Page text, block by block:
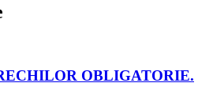
OBLIGATORIE.